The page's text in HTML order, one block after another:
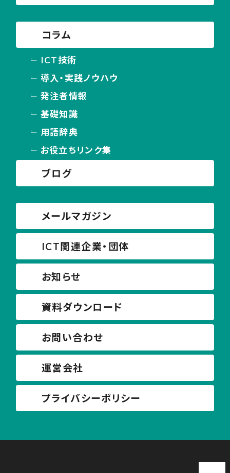
コラム
ICT技術
導入・実践ノウハウ
発注者情報
基礎知識
用語辞典
お役立ちリンク集
ブログ
メールマガジン
ICT関連企業・団体
お知らせ
資料ダウンロード
お問い合わせ
運営会社
プライバシーポリシー